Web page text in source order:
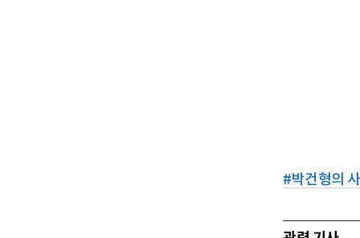
#박건형의